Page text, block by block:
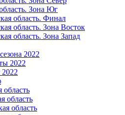
Зона Юг
область. Финал
область. Зона Восток
область. Зона Запад
2022
2022
область
область
область